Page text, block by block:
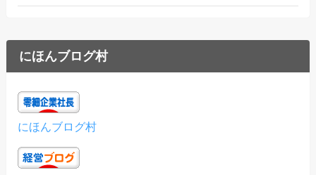
にほんブログ村
にほんブログ村